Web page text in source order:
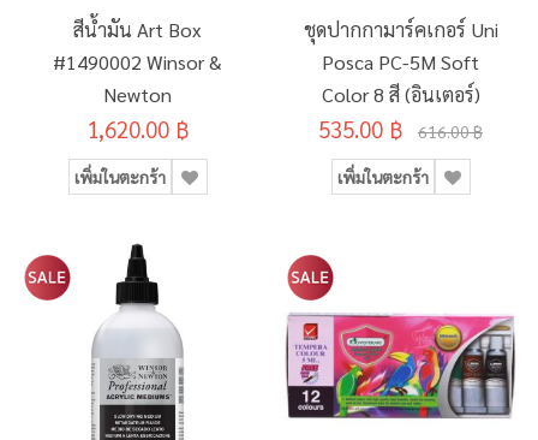
สีน้ำมัน Art Box
#1490002 Winsor &
Newton
1,620.00 ฿
เพิ่มในตะกร้า
ชุดปากกามาร์คเกอร์ Uni
Posca PC-5M Soft
Color 8 สี (อินเตอร์)
535.00 ฿ 616.00 ฿
เพิ่มในตะกร้า